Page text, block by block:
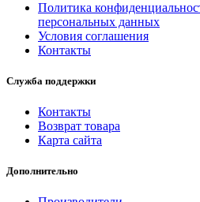
Политика
персональных данных
Условия соглашения
Контакты
Служба поддержки
Контакты
Возврат товара
Карта сайта
Дополнительно